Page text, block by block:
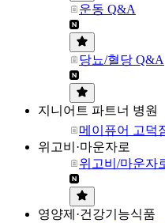
운동 Q&A
당뇨/혈당 Q&A
지니어트 파트너 병원
메이퓨어 고덕
위고비·마운자로
위고비/마운자
영양제·건강기능식품